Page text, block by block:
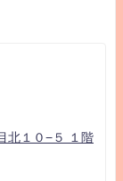
北１０−５ １階